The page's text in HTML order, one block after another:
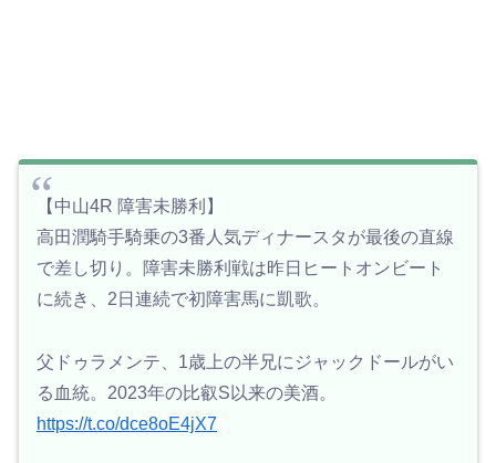
【中山4R 障害未勝利】
高田潤騎手騎乗の3番人気ディナースタが最後の直線
で差し切り。障害未勝利戦は昨日ヒートオンビート
に続き、2日連続で初障害馬に凱歌。
父ドゥラメンテ、1歳上の半兄にジャックドールがい
る血統。2023年の比叡S以来の美酒。
https://t.co/dce8oE4jX7